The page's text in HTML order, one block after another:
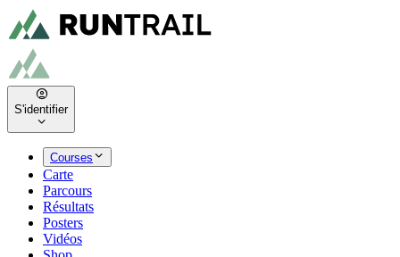
S'identifier
Courses
Carte
Parcours
Résultats
Posters
Vidéos